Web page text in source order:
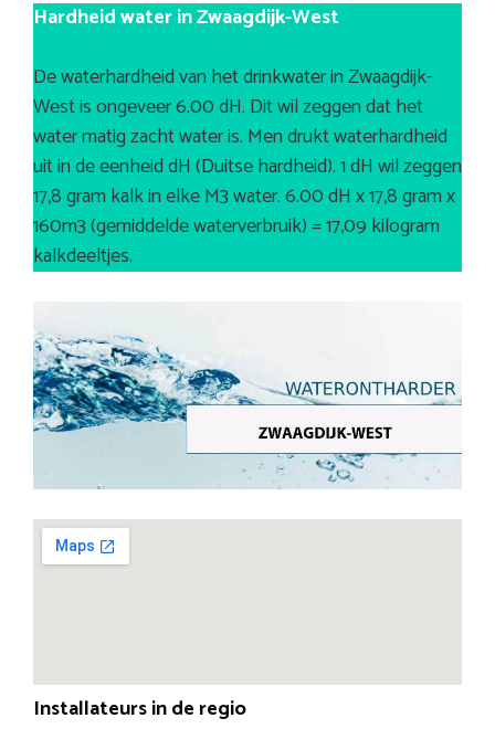
Hardheid water in Zwaagdijk-West
De waterhardheid van het drinkwater in Zwaagdijk-
West is ongeveer 6.00 dH. Dit wil zeggen dat het
water matig zacht water is. Men drukt waterhardheid
uit in de eenheid dH (Duitse hardheid). 1 dH wil zeggen
17,8 gram kalk in elke M3 water. 6.00 dH x 17,8 gram x
160m3 (gemiddelde waterverbruik) = 17,09 kilogram
kalkdeeltjes.
Installateurs in de regio